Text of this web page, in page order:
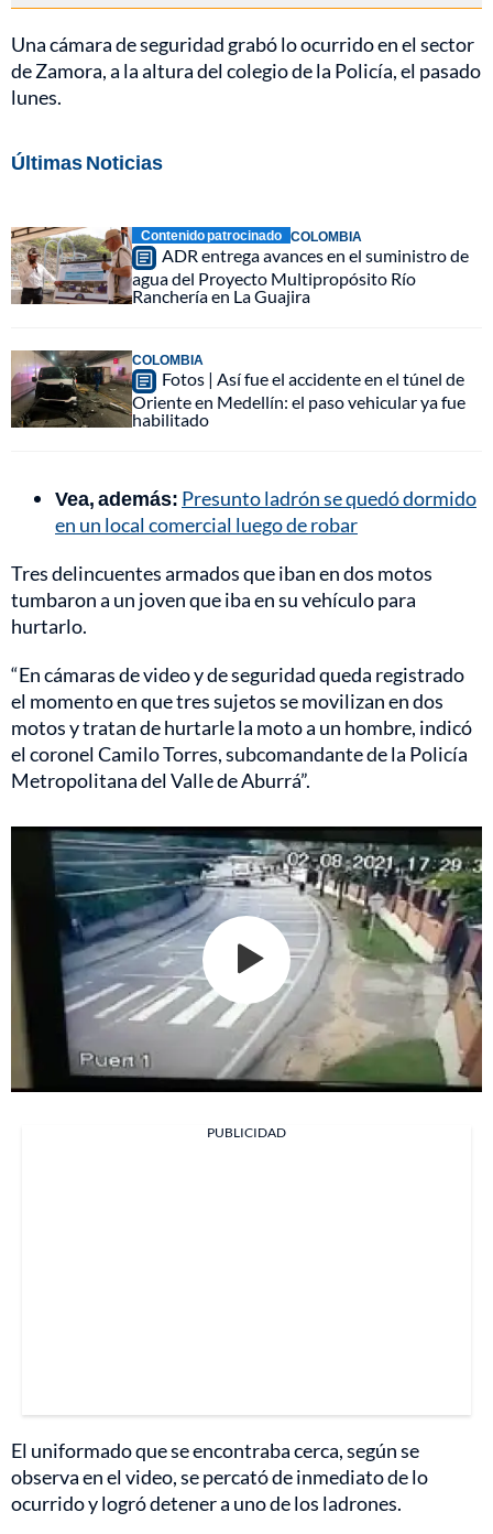
Una cámara de seguridad grabó lo ocurrido en el sector
de Zamora, a la altura del colegio de la Policía, el pasado
lunes.
Últimas Noticias
Contenido patrocinado COLOMBIA
ADR entrega avances en el suministro de
agua del Proyecto Multipropósito Río
Ranchería en La Guajira
COLOMBIA
Fotos | Así fue el accidente en el túnel de
Oriente en Medellín: el paso vehicular ya fue
habilitado
Vea, además: Presunto ladrón se quedó dormido
en un local comercial luego de robar
Tres delincuentes armados que iban en dos motos
tumbaron a un joven que iba en su vehículo para
hurtarlo.
“En cámaras de video y de seguridad queda registrado
el momento en que tres sujetos se movilizan en dos
motos y tratan de hurtarle la moto a un hombre, indicó
el coronel Camilo Torres, subcomandante de la Policía
Metropolitana del Valle de Aburrá”.
PUBLICIDAD
El uniformado que se encontraba cerca, según se
observa en el video, se percató de inmediato de lo
ocurrido y logró detener a uno de los ladrones.